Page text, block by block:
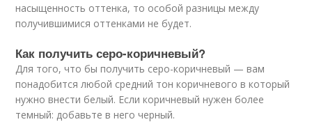
насыщенность оттенка, то особой разницы между
получившимися оттенками не будет.
Как получить серо-коричневый?
Для того, что бы получить серо-коричневый — вам
понадобится любой средний тон коричневого в который
нужно внести белый. Если коричневый нужен более
темный: добавьте в него черный.